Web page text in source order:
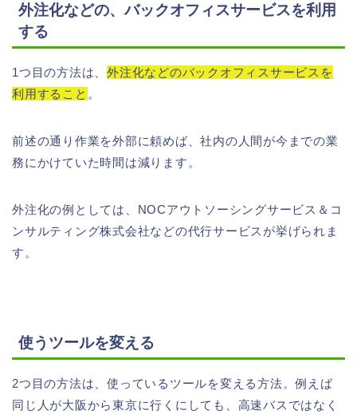
外注化などの、バックオフィスサービスを利用
する
1つ目の方法は、外注化などのバックオフィスサービスを
利用すること 。
前述の通り作業を外部に頼めば、社内の人間が今までの業
務にかけていた時間は減ります。
外注化の例としては、NOCアウトソーシングサービス＆コ
ンサルティング株式会社などの代行サービスが挙げられま
す。
使うツールを変える
2つ目の方法は、使っているツールを変える方法。例えば
同じ人が大阪から東京に行くにしても、高速バスではなく